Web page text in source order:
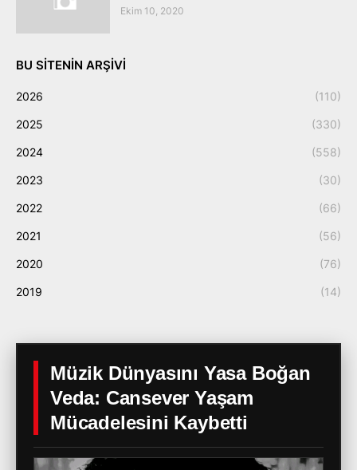
Ekim 10, 2020
BU SITENIN ARŞIVI
2026 (110)
2025 (330)
2024 (558)
2023 (30)
2022 (66)
2021 (56)
2020 (76)
2019 (14)
Müzik Dünyasını Yasa Boğan
Veda: Cansever Yaşam
Mücadelesini Kaybetti